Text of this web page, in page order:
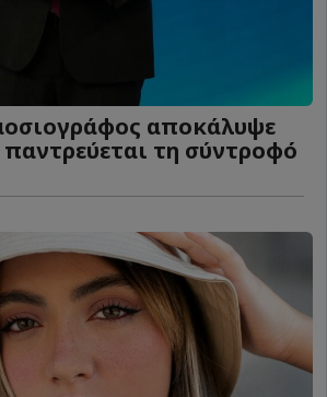
αποκάλυψε
τη σύντροφό